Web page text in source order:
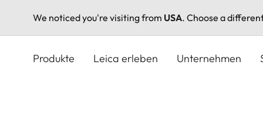
We noticed you're visiting from USA. Choose a
Produkte Leica erleben Unternehmen